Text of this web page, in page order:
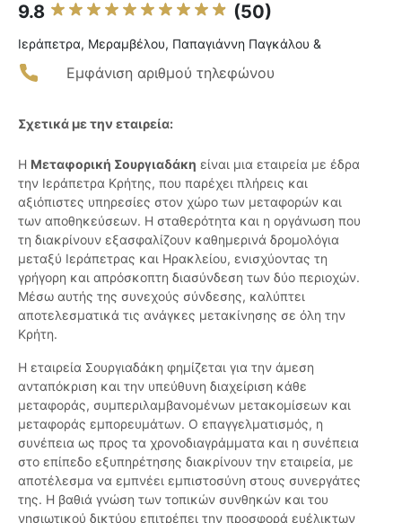
9.8 (50)
Ιεράπετρα, Μεραμβέλου, Παπαγιάννη Παγκάλου &
Εμφάνιση αριθμού τηλεφώνου
Σχετικά με την εταιρεία:
Η Μεταφορική Σουργιαδάκη είναι μια εταιρεία με έδρα
την Ιεράπετρα Κρήτης, που παρέχει πλήρεις και
αξιόπιστες υπηρεσίες στον χώρο των μεταφορών και
των αποθηκεύσεων. Η σταθερότητα και η οργάνωση που
τη διακρίνουν εξασφαλίζουν καθημερινά δρομολόγια
μεταξύ Ιεράπετρας και Ηρακλείου, ενισχύοντας τη
γρήγορη και απρόσκοπτη διασύνδεση των δύο περιοχών.
Μέσω αυτής της συνεχούς σύνδεσης, καλύπτει
αποτελεσματικά τις ανάγκες μετακίνησης σε όλη την
Κρήτη.
Η εταιρεία Σουργιαδάκη φημίζεται για την άμεση
ανταπόκριση και την υπεύθυνη διαχείριση κάθε
μεταφοράς, συμπεριλαμβανομένων μετακομίσεων και
μεταφοράς εμπορευμάτων. Ο επαγγελματισμός, η
συνέπεια ως προς τα χρονοδιαγράμματα και η συνέπεια
στο επίπεδο εξυπηρέτησης διακρίνουν την εταιρεία, με
αποτέλεσμα να εμπνέει εμπιστοσύνη στους συνεργάτες
της. Η βαθιά γνώση των τοπικών συνθηκών και του
νησιωτικού δικτύου επιτρέπει την προσφορά ευέλικτων